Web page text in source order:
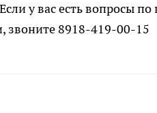
у вас есть вопросы
звоните 8918-419-00-15